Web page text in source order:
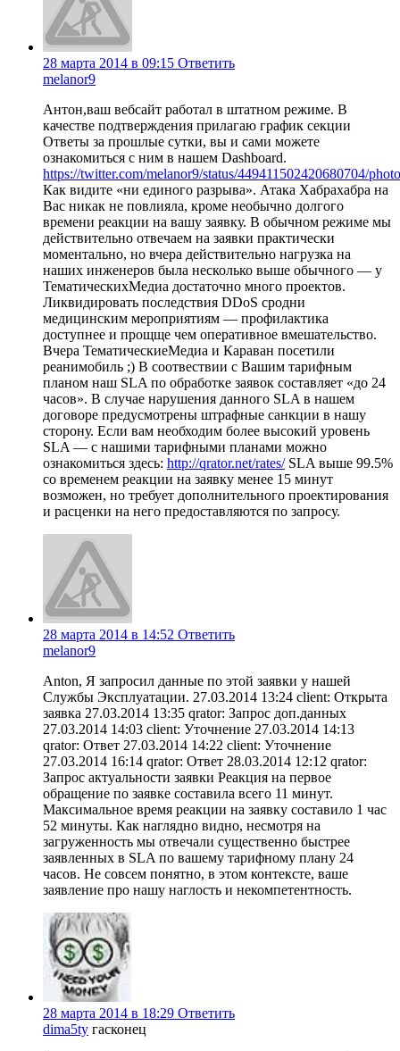
28 марта 2014 в 09:15 Ответить
melanor9
Антон,ваш вебсайт работал в штатном режиме. В
качестве подтверждения прилагаю график секции
Ответы за прошлые сутки, вы и сами можете
ознакомиться с ним в нашем Dashboard.
https://twitter.com/melanor9/status/449411502420680704/
Как видите «ни единого разрыва». Атака Хабрахабра на
Вас никак не повлияла, кроме необычно долгого
времени реакции на вашу заявку. В обычном режиме мы
действительно отвечаем на заявки практически
моментально, но вчера действительно нагрузка на
наших инжeнеров была несколько выше обычного — у
ТематическихМедиа достаточно много проектов.
Ликвидировать последствия DDoS сродни
медицинским мероприятиям — профилактика
доступнее и прощще чем оперативное вмешательство.
Вчера ТематическиеМедиа и Караван посетили
реанимобиль ;) В соотвествии с Вашим тарифным
планом наш SLA по обработке заявок составляет «до 24
часов». В случае нарушения данного SLA в нашем
договоре предусмотрены штрафные санкции в нашу
сторону. Если вам необходим более высокий уровень
SLA — с нашими тарифными планами можно
ознакомиться здесь: http://qrator.net/rates/SLA выше 99.5%
со временем реакции на заявку менее 15 минут
возможен, но требует дополнительного проектирования
и расценки на него предоставляются по запросу.
28 марта 2014 в 14:52 Ответить
melanor9
Anton, Я запросил данные по этой заявки у нашей
Службы Эксплуатации. 27.03.2014 13:24 client: Открыта
заявка 27.03.2014 13:35 qrator: Запрос доп.данных
27.03.2014 14:03 client: Уточнение 27.03.2014 14:13
qrator: Ответ 27.03.2014 14:22 client: Уточнение
27.03.2014 16:14 qrator: Ответ 28.03.2014 12:12 qrator:
Запрос актуальности заявки Реакция на первое
обращение по заявке составила всего 11 минут.
Максимальное время реакции на заявку составило 1 час
52 минуты. Как наглядно видно, несмотря на
загруженность мы отвечали существенно быстрее
заявленных в SLA по вашему тарифному плану 24
часов. Не совсем понятно, в этом контексте, ваше
заявление про нашу наглость и некомпетентность.
28 марта 2014 в 18:29 Ответить
dima5ty гасконец